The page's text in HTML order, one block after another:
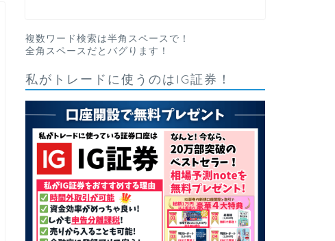
複数ワード検索は半角スペースで！
全角スペースだとバグります！
私がトレードに使うのはIG証券！